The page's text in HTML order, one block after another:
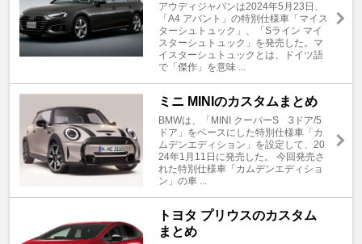
アウディジャパンは2024年5月23日、
「A4 アバント」の特別仕様車「マイス
ターシュトュック」、「Sライン マイ
スターシュトュック」を発売した。マ
イスターシュトュックとは、ドイツ語
で「傑作」を意味 ...
ミニ MINIのカスタムまとめ
BMWは、「MINI クーパーS 3ドア/5
ドア」をベースにした特別仕様車「カ
ムデンエディション」を設定して、20
24年1月11日に発売した。 今回発売さ
れた特別仕様車「カムデンエディショ
ン」の車 ...
トヨタ プリウスのカスタム
まとめ